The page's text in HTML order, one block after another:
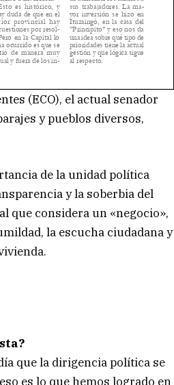
(ECO), el actual senador
y pueblos diversos,
de la unidad política
y la soberbia del
que considera un «negocio»,
la escucha ciudadana y
que la dirigencia política se
es lo que hemos logrado en